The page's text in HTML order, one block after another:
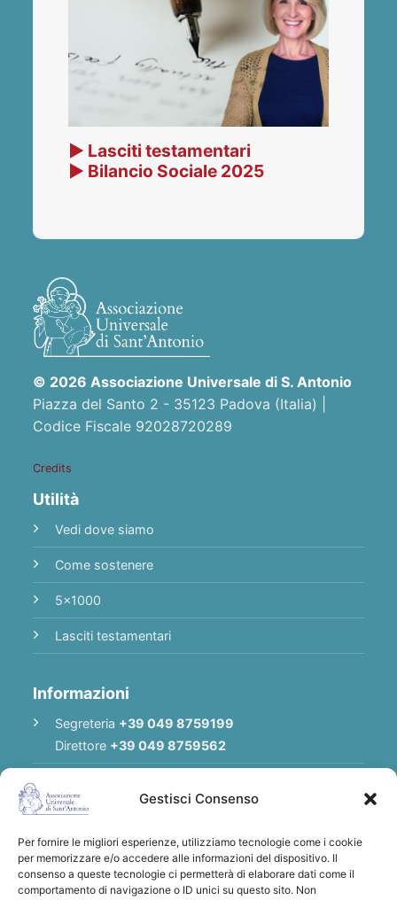
Gestisci Consenso
Per fornire le migliori esperienze, utilizziamo tecnologie come i cookie
per memorizzare e/o accedere alle informazioni del dispositivo. Il
consenso a queste tecnologie ci permetterà di elaborare dati come il
comportamento di navigazione o ID unici su questo sito. Non
▶ Lasciti testamentari
▶ Bilancio Sociale 2025
© 2026 Associazione Universale di S. Antonio
Piazza del Santo 2 - 35123 Padova (Italia) |
Codice Fiscale 92028720289
Credits
Utilità
Vedi dove siamo
Come sostenere
5x1000
Lasciti testamentari
Informazioni
Segreteria +39 049 8759199
Direttore +39 049 8759562
E-mail
Privacy Policy